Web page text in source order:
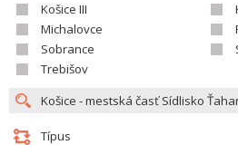
Košice III
Michalovce
Sobrance
Trebišov
Típus